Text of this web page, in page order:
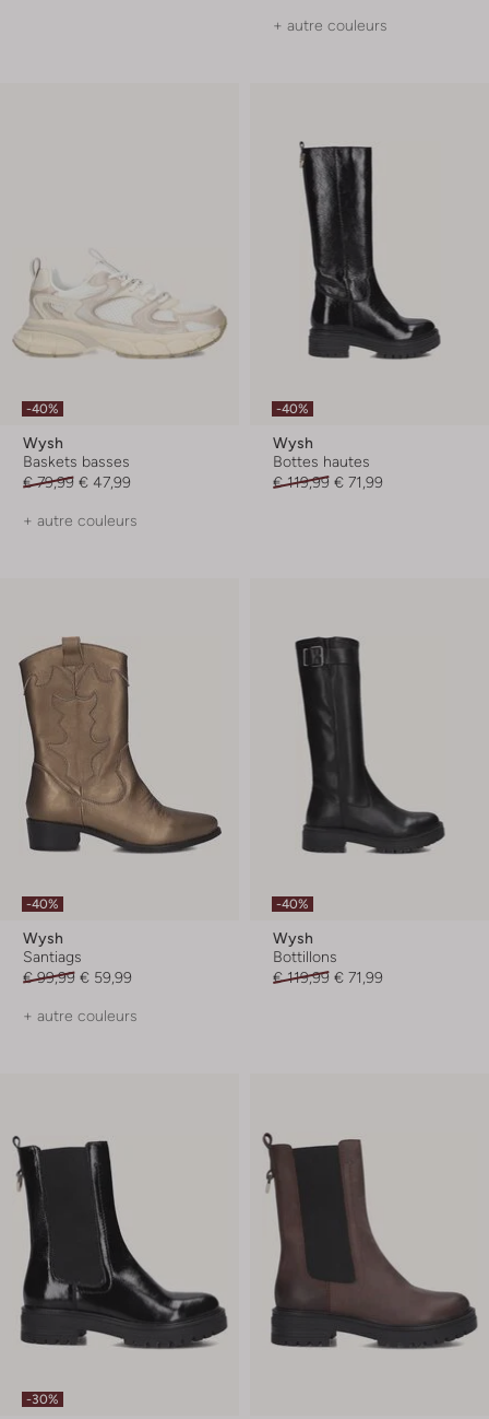
+ autre couleurs
-40%
Wysh
Baskets basses
€ 79,99 € 47,99
+ autre couleurs
-40%
Wysh
Bottes hautes
€ 119,99 € 71,99
-40%
Wysh
Santiags
€ 99,99 € 59,99
+ autre couleurs
-40%
Wysh
Bottillons
€ 119,99 € 71,99
-30%